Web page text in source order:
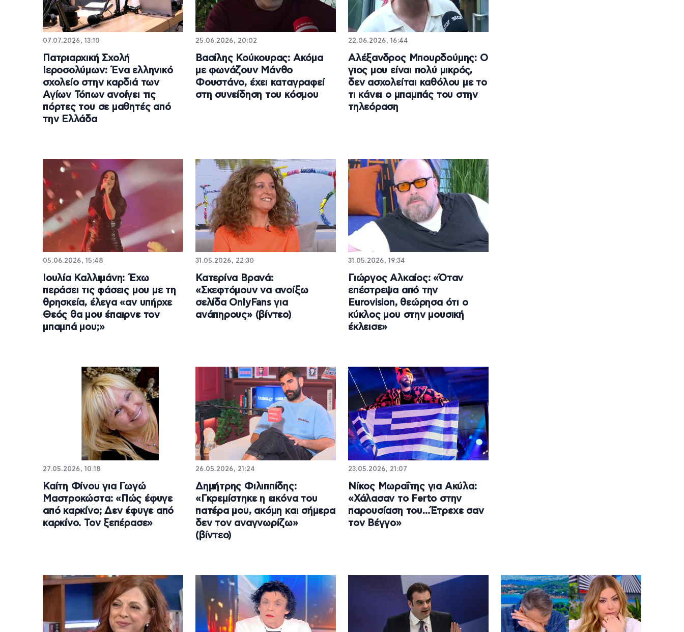
07.07.2026, 13:10
Πατριαρχική Σχολή
Ιεροσολύμων: Ένα ελληνικό
σχολείο στην καρδιά των
Αγίων Τόπων ανοίγει τις
πόρτες του σε μαθητές από
την Ελλάδα
25.06.2026, 20:02
Βασίλης Κούκουρας: Ακόμα
με φωνάζουν Μάνθο
Φουστάνο, έχει καταγραφεί
στη συνείδηση του κόσμου
22.06.2026, 16:44
Αλέξανδρος Μπουρδούμης: Ο
γιος μου είναι πολύ μικρός,
δεν ασχολείται καθόλου με το
τι κάνει ο μπαμπάς του στην
τηλεόραση
05.06.2026, 15:48
Ιουλία Καλλιμάνη: Έχω
περάσει τις φάσεις μου με τη
θρησκεία, έλεγα «αν υπήρχε
Θεός θα μου έπαιρνε τον
μπαμπά μου;»
31.05.2026, 22:30
Κατερίνα Βρανά:
«Σκεφτόμουν να ανοίξω
σελίδα OnlyFans για
ανάπηρους» (βίντεο)
31.05.2026, 19:34
Γιώργος Αλκαίος: «Όταν
επέστρεψα από την
Eurovision, θεώρησα ότι ο
κύκλος μου στην μουσική
έκλεισε»
27.05.2026, 10:18
Καίτη Φίνου για Γωγώ
Μαστροκώστα: «Πώς έφυγε
από καρκίνο; Δεν έφυγε από
καρκίνο. Τον ξεπέρασε»
26.05.2026, 21:24
Δημήτρης Φιλιππίδης:
«Γκρεμίστηκε η εικόνα του
πατέρα μου, ακόμη και σήμερα
δεν τον αναγνωρίζω»
(βίντεο)
23.05.2026, 21:07
Νίκος Μωραΐτης για Ακύλα:
«Χάλασαν το Ferto στην
παρουσίαση του…Έτρεχε σαν
τον Βέγγο»